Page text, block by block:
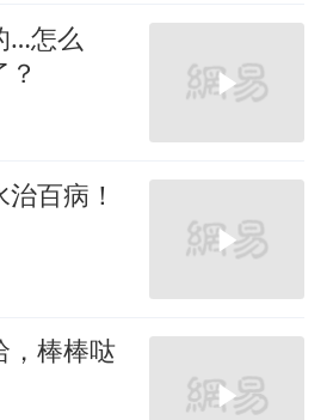
…怎么
百病！
，棒棒哒